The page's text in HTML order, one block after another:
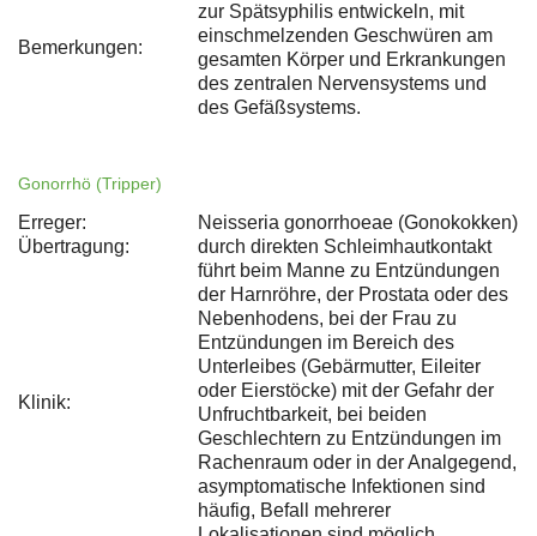
Bemerkungen:
zur Spätsyphilis entwickeln, mit
einschmelzenden Geschwüren am
gesamten Körper und Erkrankungen
des zentralen Nervensystems und
des Gefäßsystems.
Gonorrhö (Tripper)
Erreger:
Neisseria gonorrhoeae (Gonokokken)
Übertragung:
durch direkten Schleimhautkontakt
Klinik:
führt beim Manne zu Entzündungen
der Harnröhre, der Prostata oder des
Nebenhodens, bei der Frau zu
Entzündungen im Bereich des
Unterleibes (Gebärmutter, Eileiter
oder Eierstöcke) mit der Gefahr der
Unfruchtbarkeit, bei beiden
Geschlechtern zu Entzündungen im
Rachenraum oder in der Analgegend,
asymptomatische Infektionen sind
häufig, Befall mehrerer